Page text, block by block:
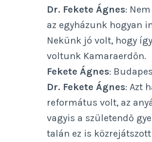
Dr. Fekete Ágnes:
az egyházunk hogyan
Nekünk jó volt, hogy
voltunk Kamaraerdőn.
Fekete Ágnes:
Dr. Fekete Ágnes: Azt
református volt, az
vagyis a születendő
talán ez is